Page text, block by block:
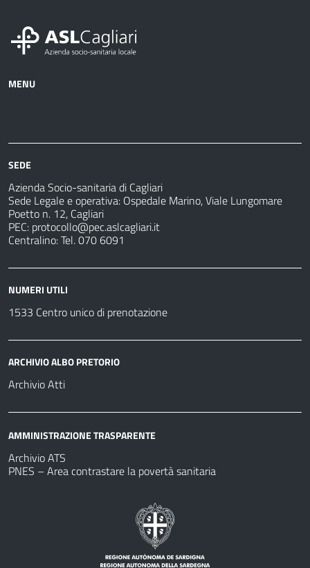
MENU
sanitarie
fare
SEDE
Azienda Socio-sanitaria di Cagliari
Sede Legale e operativa: Ospedale Marino, Viale Lungomare
Poetto n. 12, Cagliari
PEC: protocollo@pec.aslcagliari.it
Centralino: Tel. 070 6091
NUMERI UTILI
1533 Centro unico di prenotazione
ARCHIVIO ALBO PRETORIO
Archivio Atti
AMMINISTRAZIONE TRASPARENTE
Archivio ATS
PNES – Area contrastare la povertà sanitaria